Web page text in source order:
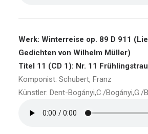
Werk: Winterreise op. 89 D 911
Gedichten von Wilhelm Müller)
Titel 11 (CD 1): Nr. 11
Komponist: Schubert, Franz
Künstler: Dent-Bogányi,C./Bogányi,G./